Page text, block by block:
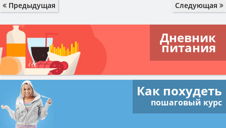
Предыдущая Следующая
Дневник
питания
Как похудеть
пошаговый курс